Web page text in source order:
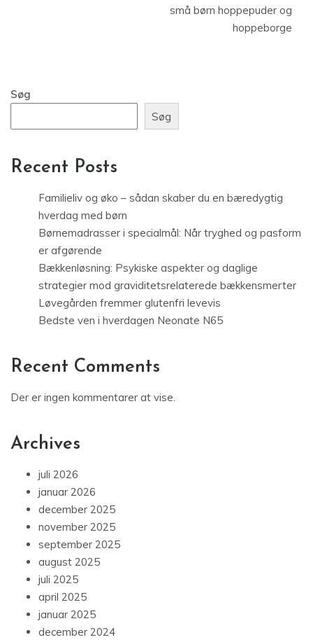
små børn hoppepuder og
hoppeborge
Søg
Søg
Recent Posts
Familieliv og øko – sådan skaber du en bæredygtig
hverdag med børn
Børnemadrasser i specialmål: Når tryghed og pasform
er afgørende
Bækkenløsning: Psykiske aspekter og daglige
strategier mod graviditetsrelaterede bækkensmerter
Løvegården fremmer glutenfri levevis
Bedste ven i hverdagen Neonate N65
Recent Comments
Der er ingen kommentarer at vise.
Archives
juli 2026
januar 2026
december 2025
november 2025
september 2025
august 2025
juli 2025
april 2025
januar 2025
december 2024